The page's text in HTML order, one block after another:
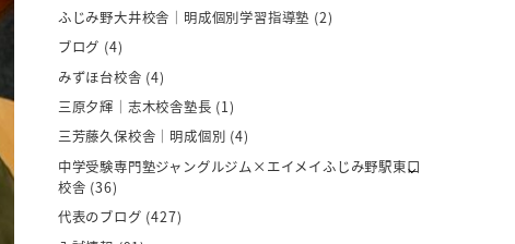
ふじみ野大井校舎｜明成個別学習指導塾 (2)
ブログ (4)
みずほ台校舎 (4)
三原夕輝｜志木校舎塾長 (1)
三芳藤久保校舎｜明成個別 (4)
中学受験専門塾ジャングルジム×エイメイふじみ野駅東口
校舎 (36)
代表のブログ (427)